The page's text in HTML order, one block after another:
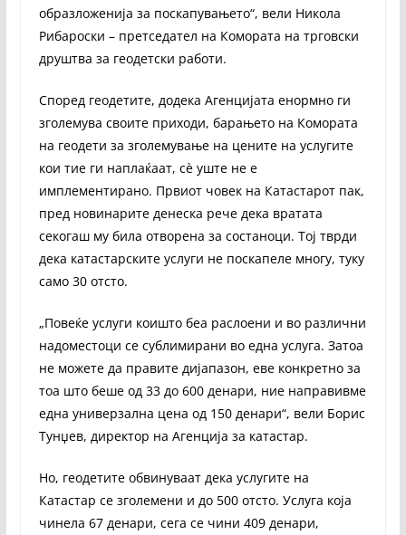
образложенија за поскапувањето“, вели Никола
Рибароски – претседател на Комората на трговски
друштва за геодетски работи.
Според геодетите, додека Агенцијата енормно ги
зголемува своите приходи, барањето на Комората
на геодети за зголемување на цените на услугите
кои тие ги наплаќаат, сè уште не е
имплементирано. Првиот човек на Катастарот пак,
пред новинарите денеска рече дека вратата
секогаш му била отворена за состаноци. Тој тврди
дека катастарските услуги не поскапеле многу, туку
само 30 отсто.
„Повеќе услуги коишто беа раслоени и во различни
надоместоци се сублимирани во една услуга. Затоа
не можете да правите дијапазон, еве конкретно за
тоа што беше од 33 до 600 денари, ние направивме
една универзална цена од 150 денари“, вели Борис
Тунџев, директор на Агенција за катастар.
Но, геодетите обвинуваат дека услугите на
Катастар се зголемени и до 500 отсто. Услуга која
чинела 67 денари, сега се чини 409 денари,